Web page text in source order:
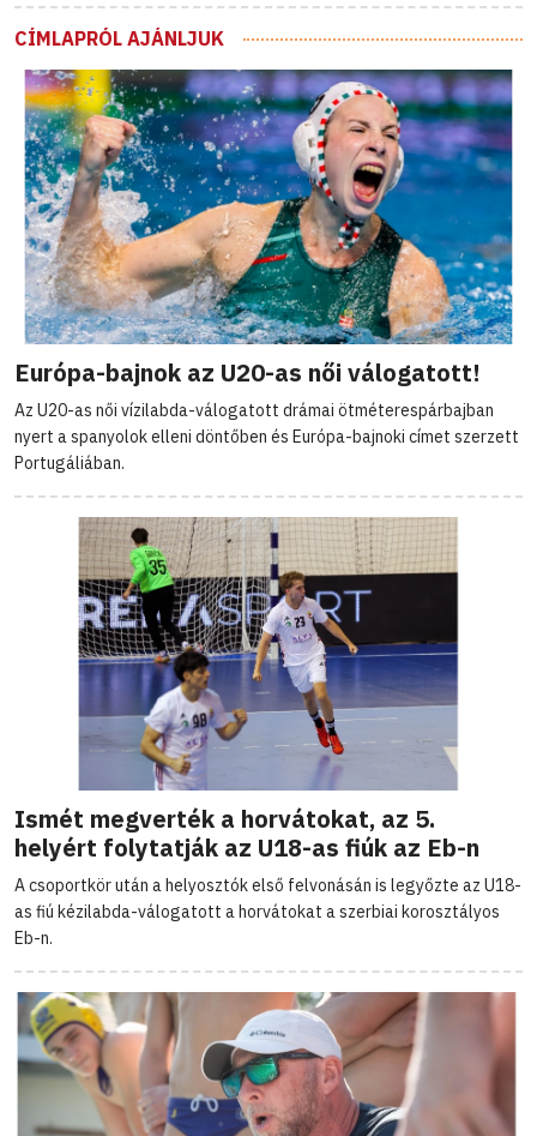
CÍMLAPRÓL AJÁNLJUK
Európa-bajnok az U20-as női válogatott!
Az U20-as női vízilabda-válogatott drámai ötméterespárbajban
nyert a spanyolok elleni döntőben és Európa-bajnoki címet szerzett
Portugáliában.
Ismét megverték a horvátokat, az 5.
helyért folytatják az U18-as fiúk az Eb-n
A csoportkör után a helyosztók első felvonásán is legyőzte az U18-
as fiú kézilabda-válogatott a horvátokat a szerbiai korosztályos
Eb-n.